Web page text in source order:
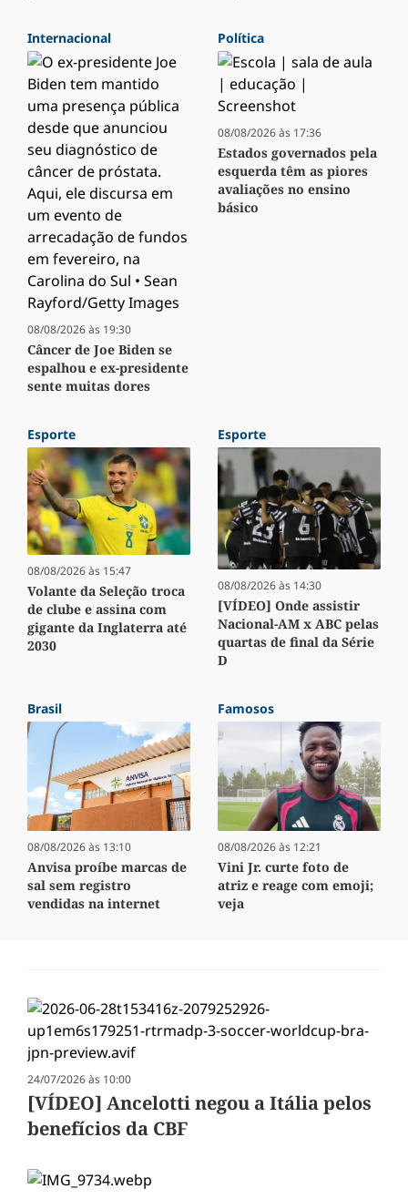
Internacional
08/08/2026 às 19:30
Câncer de Joe Biden se
espalhou e ex-presidente
sente muitas dores
Política
08/08/2026 às 17:36
Estados governados pela
esquerda têm as piores
avaliações no ensino
básico
Esporte
08/08/2026 às 15:47
Volante da Seleção troca
de clube e assina com
gigante da Inglaterra até
2030
Esporte
08/08/2026 às 14:30
[VÍDEO] Onde assistir
Nacional-AM x ABC pelas
quartas de final da Série
D
Brasil
08/08/2026 às 13:10
Anvisa proíbe marcas de
sal sem registro
vendidas na internet
Famosos
08/08/2026 às 12:21
Vini Jr. curte foto de
atriz e reage com emoji;
veja
24/07/2026 às 10:00
[VÍDEO] Ancelotti negou a Itália pelos
benefícios da CBF